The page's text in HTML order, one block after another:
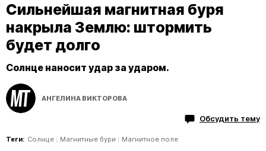
Сильнейшая магнитная буря
накрыла Землю: штормить
будет долго
Солнце наносит удар за ударом.
АНГЕЛИНА ВИКТОРОВА
Обсудить тему
Теги: Солнце Магнитные бури Магнитное поле